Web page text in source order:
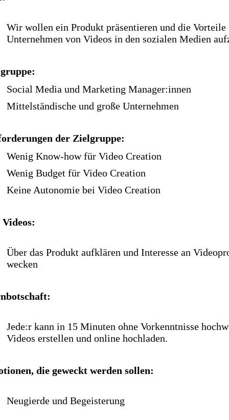
Wir wollen ein Produkt präsentieren und die
Unternehmen von Videos in den sozialen Medien
Social Media und Marketing Manager:innen
Mittelständische und große Unternehmen
der Zielgruppe:
Wenig Know-how für Video Creation
Wenig Budget für Video Creation
Keine Autonomie bei Video Creation
Über das Produkt aufklären und Interesse an
wecken
Jede:r kann in 15 Minuten ohne Vorkenntnisse
Videos erstellen und online hochladen.
die geweckt werden sollen:
Neugierde und Begeisterung